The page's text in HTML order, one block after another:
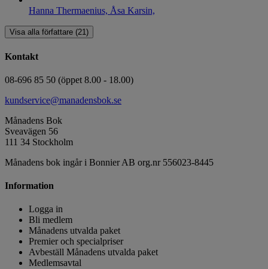
Hanna Thermaenius, Åsa Karsin,
Visa alla författare (21)
Kontakt
08-696 85 50 (öppet 8.00 - 18.00)
kundservice@manadensbok.se
Månadens Bok
Sveavägen 56
111 34 Stockholm
Månadens bok ingår i Bonnier AB org.nr 556023-8445
Information
Logga in
Bli medlem
Månadens utvalda paket
Premier och specialpriser
Avbeställ Månadens utvalda paket
Medlemsavtal